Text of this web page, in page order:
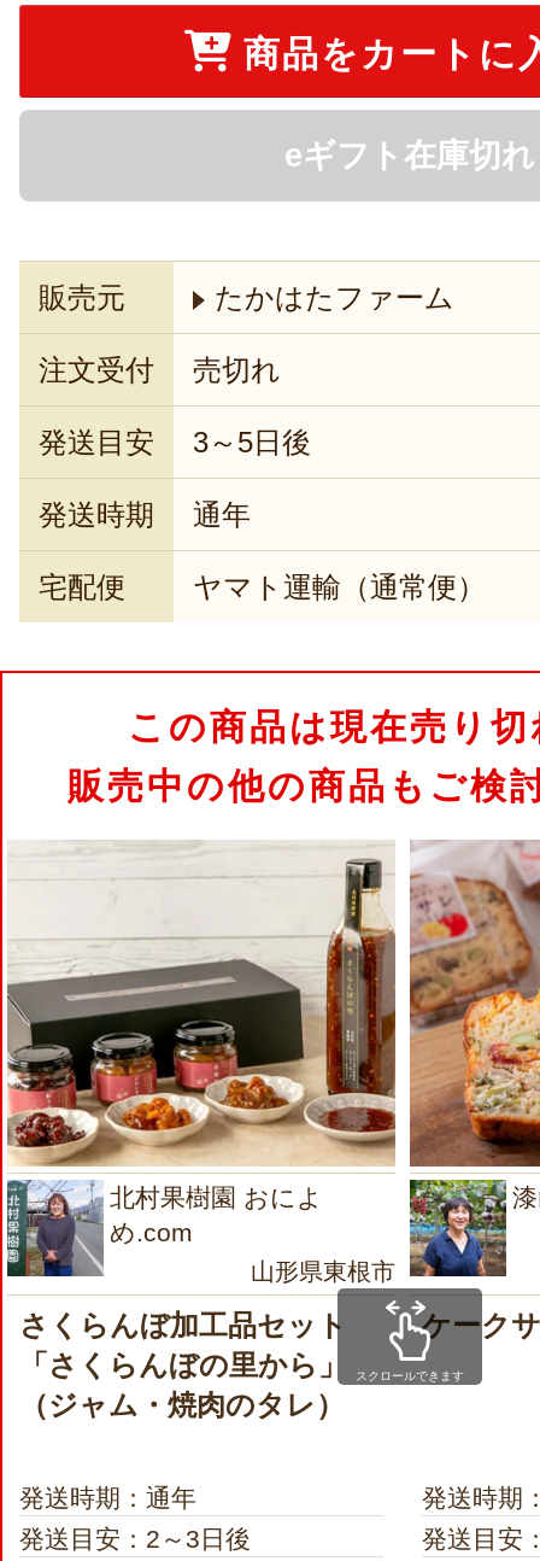
商品をカートに
eギフト在庫切れ
販売元 たかはたファーム
注文受付 売切れ
発送目安 3～5日後
発送時期 通年
宅配便 ヤマト運輸（通常便）
この商品は現在売り
販売中の他の商品もご検
北村果樹園 おによ
め.com
山形県東根市
さくらんぼ加工品セット
「さくらんぼの里から」
（ジャム・焼肉のタレ）
発送時期：通年
発送目安：2～3日後
ケーク
発送時期
発送目安
スクロールできます